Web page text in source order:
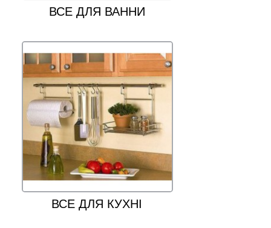
ВСЕ ДЛЯ ВАННИ
ВСЕ ДЛЯ КУХНІ